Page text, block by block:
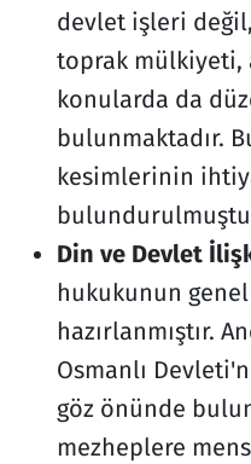
devlet işleri
toprak mülkiyeti,
konularda da
bulunmaktadır.
kesimlerinin
Din ve Devlet
hukukunun
hazırlanmıştır.
Osmanlı
göz önünde
mezheplere